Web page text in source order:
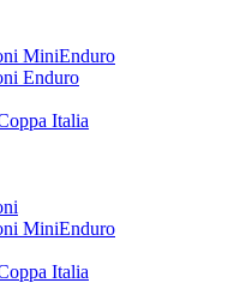
MiniEnduro
Enduro
Italia
MiniEnduro
Italia